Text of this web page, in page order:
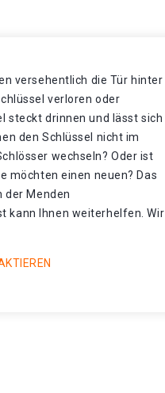
versehentlich die Tür hinter
verloren oder
steckt drinnen und lässt sich
den Schlüssel nicht im
wechseln? Oder ist
möchten einen neuen? Das
der Menden
kann Ihnen weiterhelfen. Wir